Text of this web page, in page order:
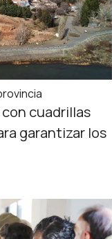
con cuadrillas
garantizar los